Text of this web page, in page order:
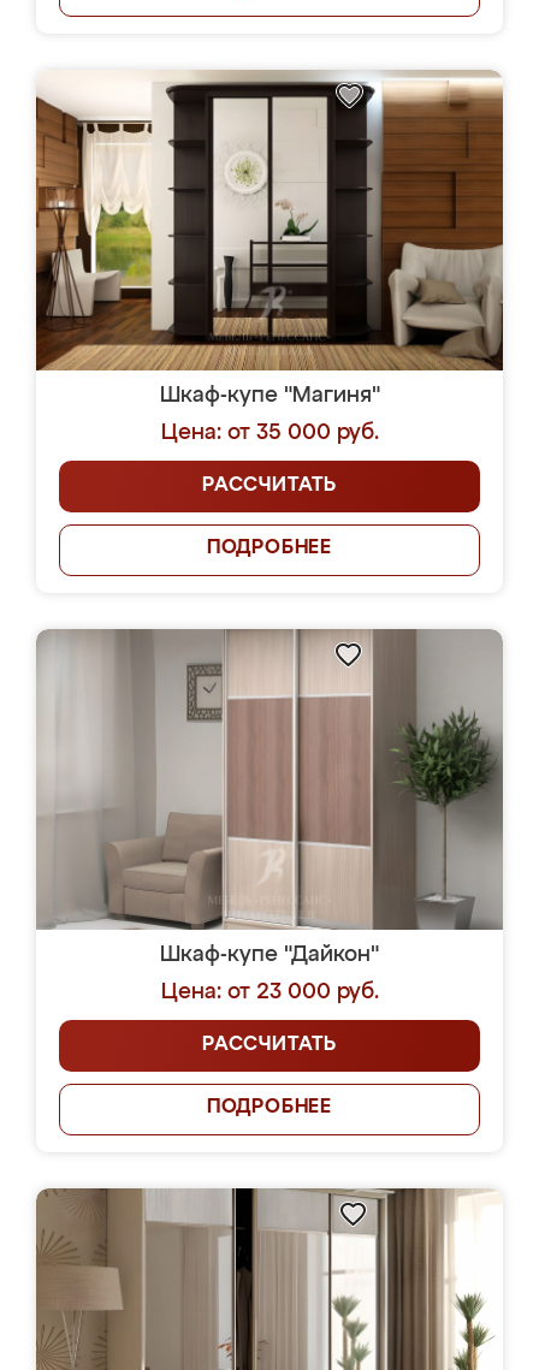
Шкаф-купе "Магиня"
Цена: от 35 000 руб.
РАССЧИТАТЬ
ПОДРОБНЕЕ
Шкаф-купе "Дайкон"
Цена: от 23 000 руб.
РАССЧИТАТЬ
ПОДРОБНЕЕ